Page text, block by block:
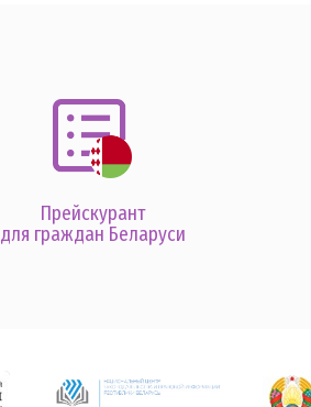
Прейскурант
для граждан Беларуси